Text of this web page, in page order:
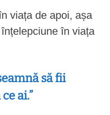
viața de apoi, așa
în viața
să fii
ai.”